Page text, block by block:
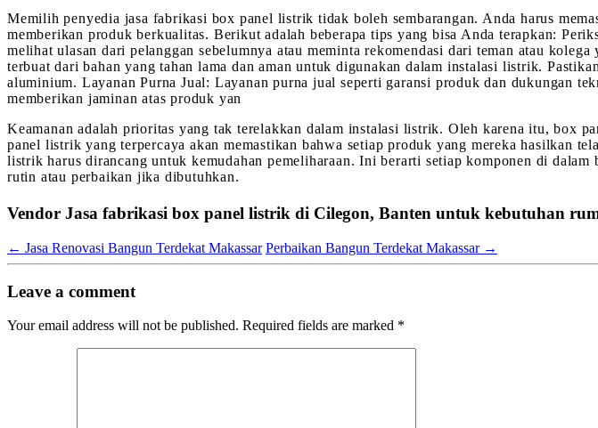
Memilih penyedia jasa fabrikasi box panel listrik tidak boleh sembarangan. Anda harus
memberikan produk berkualitas. Berikut adalah beberapa tips yang bisa Anda terapkan:
melihat ulasan dari pelanggan sebelumnya atau meminta rekomendasi dari teman atau
terbuat dari bahan yang tahan lama dan aman untuk digunakan dalam instalasi listrik.
aluminium. Layanan Purna Jual: Layanan purna jual seperti garansi produk dan dukungan
memberikan jaminan atas produk yan
Keamanan adalah prioritas yang tak terelakkan dalam instalasi listrik. Oleh karena itu, box
panel listrik yang terpercaya akan memastikan bahwa setiap produk yang mereka hasilkan
listrik harus dirancang untuk kemudahan pemeliharaan. Ini berarti setiap komponen di
rutin atau perbaikan jika dibutuhkan.
Vendor Jasa fabrikasi box panel listrik di Cilegon, Banten untuk kebutuhan
← Jasa Renovasi Bangun Terdekat Makassar Perbaikan Bangun Terdekat Makassar →
Leave a comment
Your email address will not be published. Required fields are marked *